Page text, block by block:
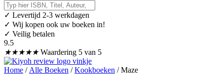
✓ Levertijd 2-3 werkdagen
✓ Wij kopen ook uw boeken in!
✓ Veilig betalen
9.5
★★★★★ Waardering 5 van 5
Home / Alle Boeken /Kookboeken / Maze